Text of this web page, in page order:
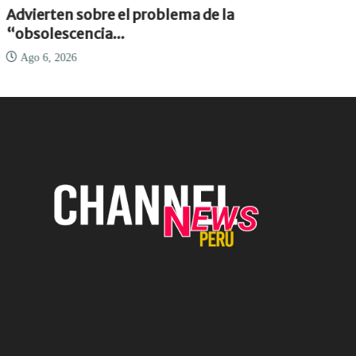
Advierten sobre el problema de la
“obsolescencia...
Ago 6, 2026